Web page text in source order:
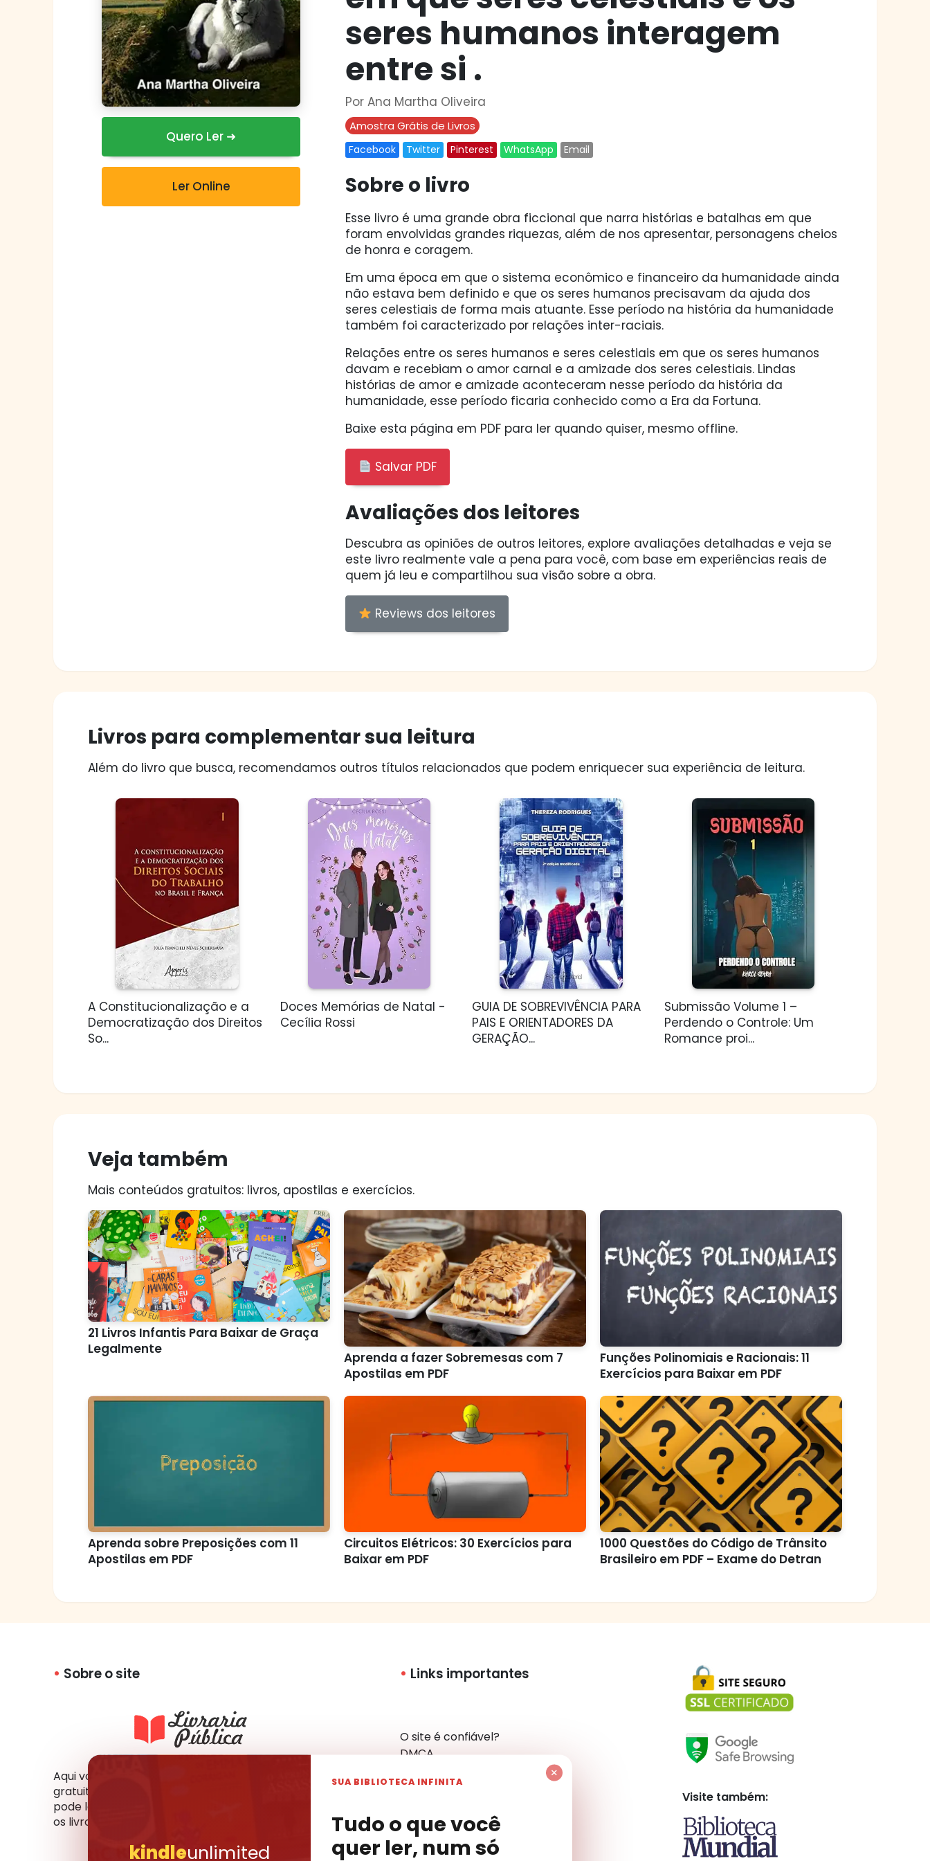
seres humanos interagem
entre si .
Por Ana Martha Oliveira
Amostra Grátis de Livros
Facebook Twitter Pinterest WhatsApp Email
Quero Ler ➜
Ler Online Sobre o livro
Esse livro é uma grande obra ficcional que narra histórias e batalhas em que
foram envolvidas grandes riquezas, além de nos apresentar, personagens cheios
de honra e coragem.
Em uma época em que o sistema econômico e financeiro da humanidade ainda
não estava bem definido e que os seres humanos precisavam da ajuda dos
seres celestiais de forma mais atuante. Esse período na história da humanidade
também foi caracterizado por relações inter-raciais.
Relações entre os seres humanos e seres celestiais em que os seres humanos
davam e recebiam o amor carnal e a amizade dos seres celestiais. Lindas
histórias de amor e amizade aconteceram nesse período da história da
humanidade, esse período ficaria conhecido como a Era da Fortuna.
Baixe esta página em PDF para ler quando quiser, mesmo offline.
Salvar PDF
Avaliações dos leitores
Descubra as opiniões de outros leitores, explore avaliações detalhadas e veja se
este livro realmente vale a pena para você, com base em experiências reais de
quem já leu e compartilhou sua visão sobre a obra.
Reviews dos leitores
Livros para complementar sua leitura
Além do livro que busca, recomendamos outros títulos relacionados que podem enriquecer sua experiência de leitura.
A Constitucionalização e a
Democratização dos Direitos
So...
Doces Memórias de Natal -
Cecília Rossi
GUIA DE SOBREVIVÊNCIA PARA
PAIS E ORIENTADORES DA
GERAÇÃO...
Submissão Volume 1 –
Perdendo o Controle: Um
Romance proi...
Veja também
Mais conteúdos gratuitos: livros, apostilas e exercícios.
21 Livros Infantis Para Baixar de Graça
Legalmente
Aprenda a fazer Sobremesas com 7
Apostilas em PDF
Funções Polinomiais e Racionais: 11
Exercícios para Baixar em PDF
Aprenda sobre Preposições com 11
Apostilas em PDF
Circuitos Elétricos: 30 Exercícios para
Baixar em PDF
1000 Questões do Código de Trânsito
Brasileiro em PDF – Exame do Detran
Sobre o site
Aqui você tem acesso a milhares de livros
gratuitos em vários formatos e idiomas. Você
pode ler online, fazer o download ou compartilhar
os livros que mais gosta com seus amigos.
Links importantes
O site é confiável?
DMCA
Mapa do Site
Visite também:
×
kindleunlimited
SUA BIBLIOTECA INFINITA
Tudo o que você
quer ler, num só